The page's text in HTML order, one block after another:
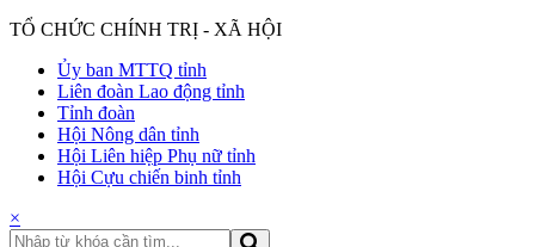
TỔ CHỨC CHÍNH TRỊ - XÃ HỘI
Ủy ban MTTQ tỉnh
Liên đoàn Lao động tỉnh
Tỉnh đoàn
Hội Nông dân tỉnh
Hội Liên hiệp Phụ nữ tỉnh
Hội Cựu chiến binh tỉnh
×